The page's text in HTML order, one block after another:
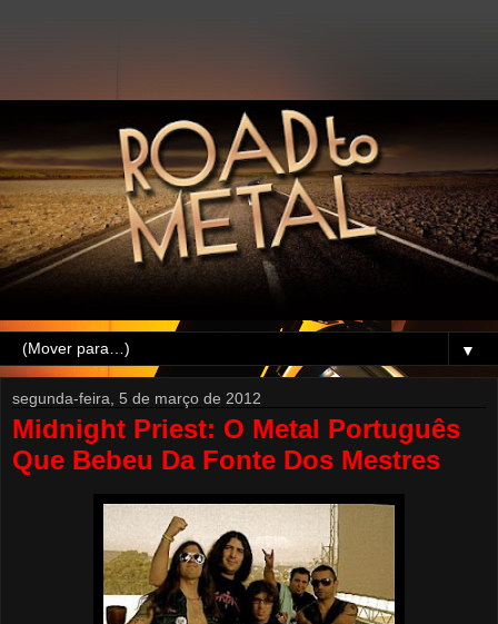
▼
segunda-feira, 5 de março de 2012
Midnight Priest: O Metal Português
Que Bebeu Da Fonte Dos Mestres